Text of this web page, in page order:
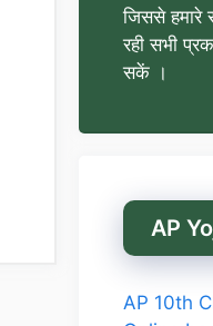
जिससे हमारे
रही सभी
सकें ।
AP
AP 10th